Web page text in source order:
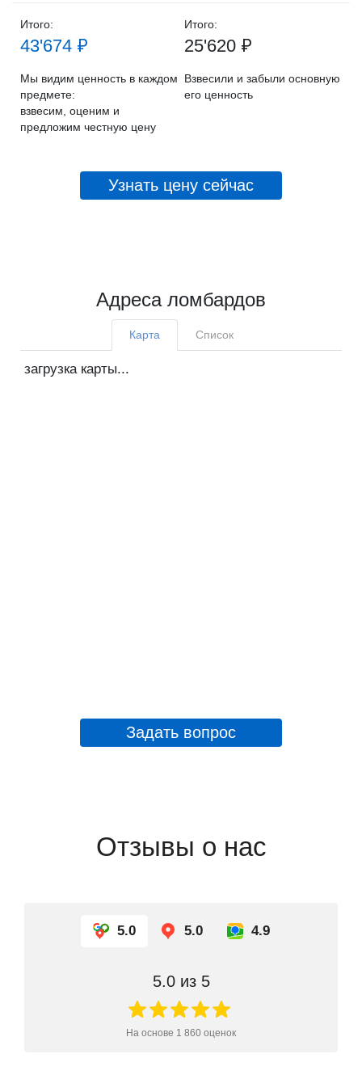
Итого:
Мы видим ценность в каждом
предмете:
взвесим, оценим и
предложим честную цену
43'674 ₽
Итого:
Взвесили и забыли основную
его ценность
25'620 ₽
Узнать цену сейчас
Адреса ломбардов
Карта Список
загрузка карты...
Задать вопрос
Отзывы о нас
5.0 5.0 4.9
5.0из 5
На основе 1 860 оценок